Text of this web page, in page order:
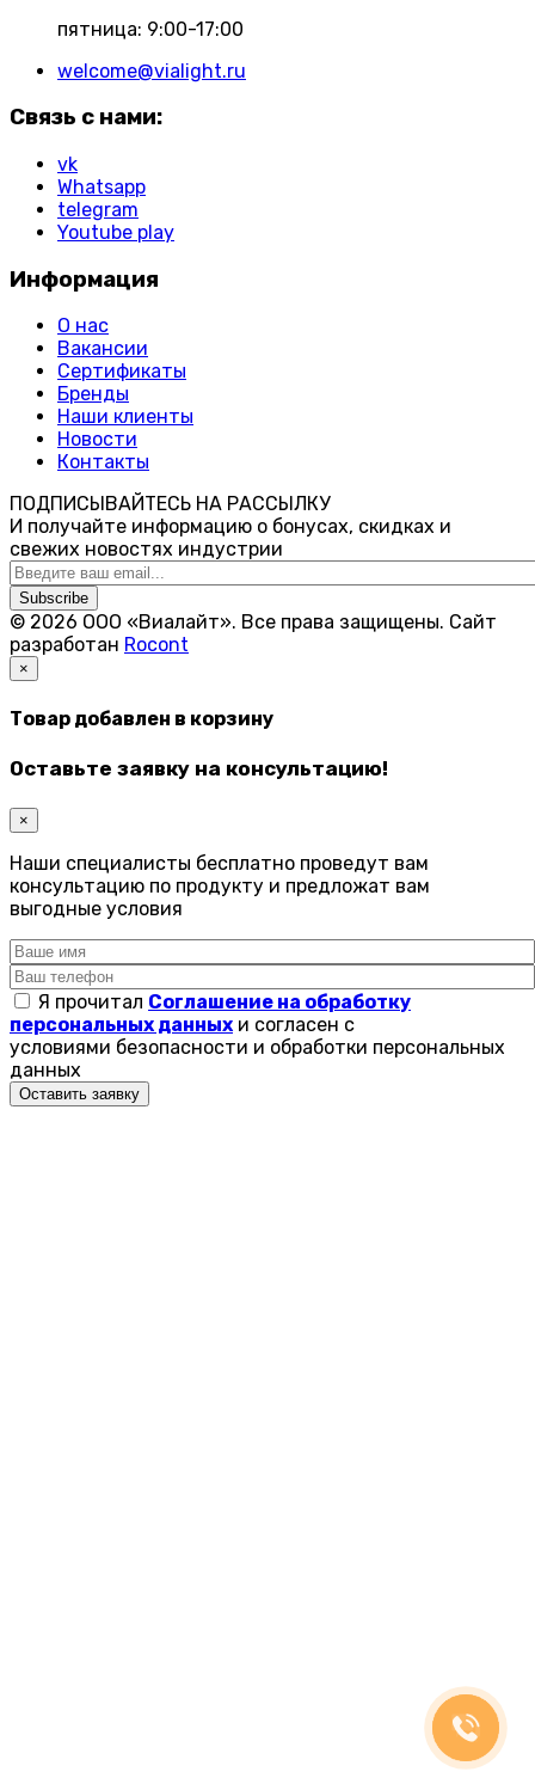
пятница: 9:00-17:00
welcome@vialight.ru
Связь с нами:
vk
Whatsapp
telegram
Youtube play
Информация
О нас
Вакансии
Сертификаты
Бренды
Наши клиенты
Новости
Контакты
ПОДПИСЫВАЙТЕСЬ НА РАССЫЛКУ
И получайте информацию о бонусах, скидках и
свежих новостях индустрии
Subscribe
© 2026 ООО «Виалайт». Все права защищены. Cайт
разработан Rocont
×
Товар добавлен в корзину
Оставьте заявку на консультацию!
×
Наши специалисты бесплатно проведут вам
консультацию по продукту и предложат вам
выгодные условия
Я прочитал Соглашение на обработку
персональных данных и согласен с
условиями безопасности и обработки персональных
данных
Оставить заявку